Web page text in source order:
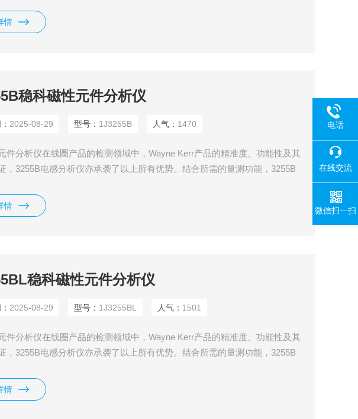
情
稳科磁性元件分析仪
2025-08-29 型号： 1J3255B 人气： 1470
件分析仪在线圈产品的检测领域中，Wayne Kerr产品的精准度、功能性及其
，3255B电感分析仪亦承袭了以上所有优势。结合所需的量测功能，3255B
情
稳科磁性元件分析仪
2025-08-29 型号： 1J3255BL 人气： 1501
件分析仪在线圈产品的检测领域中，Wayne Kerr产品的精准度、功能性及其
，3255B电感分析仪亦承袭了以上所有优势。结合所需的量测功能，3255B
情
电话
在线交流
微信扫一扫